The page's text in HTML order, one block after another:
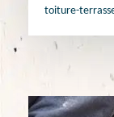
toiture-